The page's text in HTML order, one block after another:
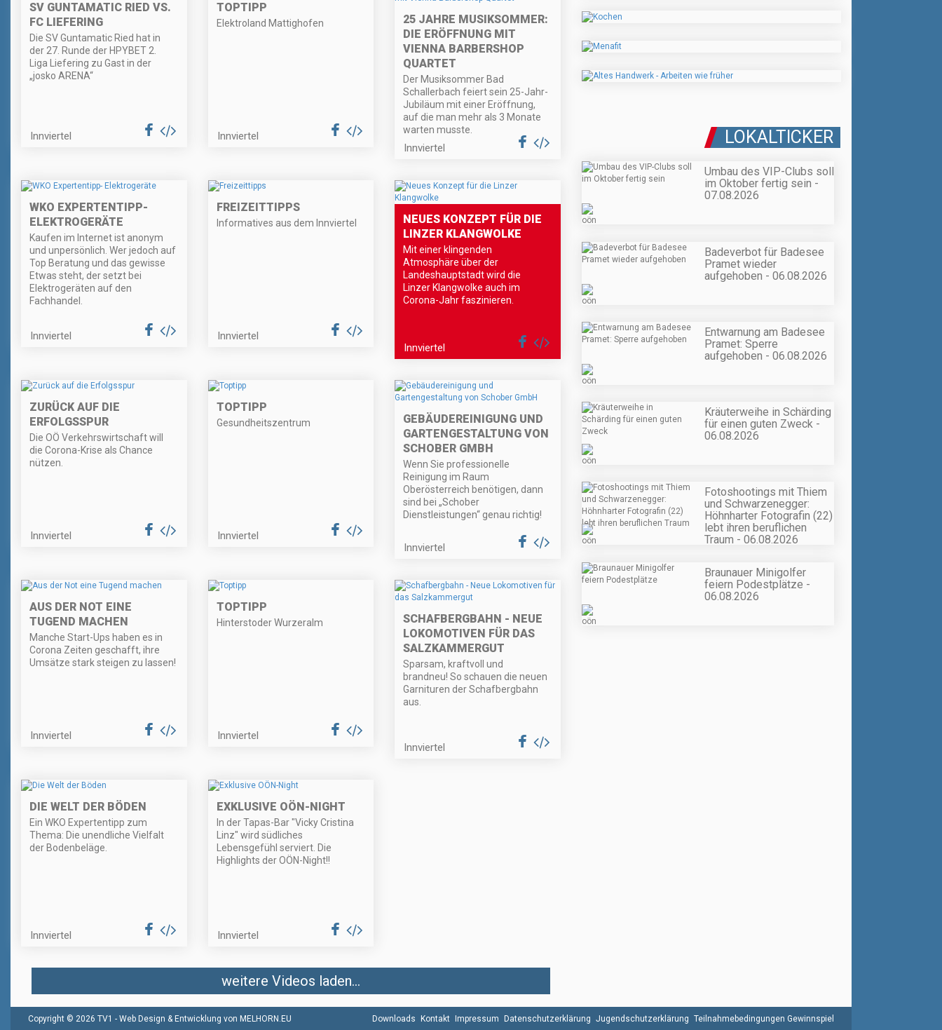
SV GUNTAMATIC RIED VS.
FC LIEFERING
Die SV Guntamatic Ried hat in
der 27. Runde der HPYBET 2.
Liga Liefering zu Gast in der
„josko ARENA“
Innviertel
TOPTIPP
Elektroland Mattighofen
Innviertel
25 JAHRE MUSIKSOMMER:
DIE ERÖFFNUNG MIT
VIENNA BARBERSHOP
QUARTET
Der Musiksommer Bad
Schallerbach feiert sein 25-Jahr-
Jubiläum mit einer Eröffnung,
auf die man mehr als 3 Monate
warten musste.
Innviertel
WKO EXPERTENTIPP-
ELEKTROGERÄTE
Kaufen im Internet ist anonym
und unpersönlich. Wer jedoch auf
Top Beratung und das gewisse
Etwas steht, der setzt bei
Elektrogeräten auf den
Fachhandel.
Innviertel
FREIZEITTIPPS
Informatives aus dem Innviertel
Innviertel
NEUES KONZEPT FÜR DIE
LINZER KLANGWOLKE
Mit einer klingenden
Atmosphäre über der
Landeshauptstadt wird die
Linzer Klangwolke auch im
Corona-Jahr faszinieren.
Innviertel
ZURÜCK AUF DIE
ERFOLGSSPUR
Die OÖ Verkehrswirtschaft will
die Corona-Krise als Chance
nützen.
Innviertel
TOPTIPP
Gesundheitszentrum
Innviertel
GEBÄUDEREINIGUNG UND
GARTENGESTALTUNG VON
SCHOBER GMBH
Wenn Sie professionelle
Reinigung im Raum
Oberösterreich benötigen, dann
sind bei „Schober
Dienstleistungen“ genau richtig!
Innviertel
AUS DER NOT EINE
TUGEND MACHEN
Manche Start-Ups haben es in
Corona Zeiten geschafft, ihre
Umsätze stark steigen zu lassen!
Innviertel
TOPTIPP
Hinterstoder Wurzeralm
Innviertel
SCHAFBERGBAHN - NEUE
LOKOMOTIVEN FÜR DAS
SALZKAMMERGUT
Sparsam, kraftvoll und
brandneu! So schauen die neuen
Garnituren der Schafbergbahn
aus.
Innviertel
DIE WELT DER BÖDEN
Ein WKO Expertentipp zum
Thema: Die unendliche Vielfalt
der Bodenbeläge.
Innviertel
EXKLUSIVE OÖN-NIGHT
In der Tapas-Bar "Vicky Cristina
Linz" wird südliches
Lebensgefühl serviert. Die
Highlights der OÖN-Night!!
Innviertel
weitere Videos laden...
LOKALTICKER
Umbau des VIP-Clubs soll
im Oktober fertig sein -
07.08.2026
Badeverbot für Badesee
Pramet wieder
aufgehoben - 06.08.2026
Entwarnung am Badesee
Pramet: Sperre
aufgehoben - 06.08.2026
Kräuterweihe in Schärding
für einen guten Zweck -
06.08.2026
Fotoshootings mit Thiem
und Schwarzenegger:
Höhnharter Fotografin (22)
lebt ihren beruflichen
Traum - 06.08.2026
Braunauer Minigolfer
feiern Podestplätze -
06.08.2026
Copyright © 2026 TV1 - Web Design & Entwicklung von MELHORN.EU Downloads Kontakt Impressum Datenschutzerklärung Jugendschutzerklärung Teilnahmebedingungen Gewinnspiel